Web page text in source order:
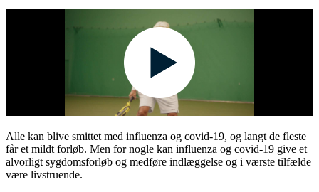
Alle kan blive smittet med influenza og covid-19, og langt de fleste
får et mildt forløb. Men for nogle kan influenza og covid-19 give et
alvorligt sygdomsforløb og medføre indlæggelse og i værste tilfælde
være livstruende.